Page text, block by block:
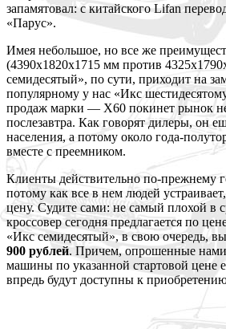
запамятовал: с китайского Lifan
«Парус».
Имея небольшое, но все же
(4390x1820x1715 мм против
семидесятый», по сути, приходит на
популярному у нас «Икс
продаж марки — X60 покинет рынок
послезавтра. Как говорят дилеры, он
населения, а потому около года-
вместе с преемником.
Клиенты действительно по-прежнему
потому как все в нем людей
цену. Судите сами: не самый плохой в
кроссовер сегодня предлагается по
«Икс семидесятый», в свою очередь,
900 рублей. Причем, опрошенные нами
машины по указанной стартовой цене
впредь будут доступны к